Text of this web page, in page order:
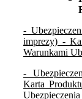
-
imprezy) -
Warunkami
-
Karta